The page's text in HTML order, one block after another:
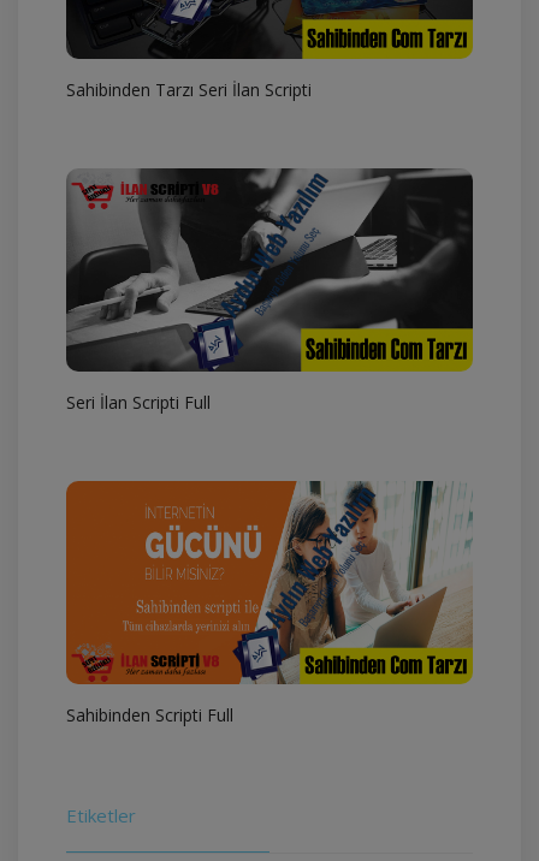
Sahibinden Tarzı Seri İlan Scripti
Seri İlan Scripti Full
Sahibinden Scripti Full
Etiketler